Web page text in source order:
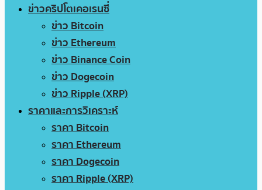
ข่าวคริปโตเคอเรนซี่
ข่าว Bitcoin
ข่าว Ethereum
ข่าว Binance Coin
ข่าว Dogecoin
ข่าว Ripple (XRP)
ราคาและการวิเคราะห์
ราคา Bitcoin
ราคา Ethereum
ราคา Dogecoin
ราคา Ripple (XRP)